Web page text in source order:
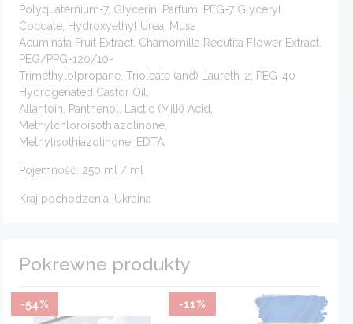
Polyquaternium-7, Glycerin, Parfum, PEG-7 Glyceryl
Cocoate, Hydroxyethyl Urea, Musa
Acuminata Fruit Extract, Chamomilla Recutita Flower Extract,
PEG/PPG-120/10-
Trimethylolpropane, Trioleate (and) Laureth-2; PEG-40
Hydrogenated Castor Oil,
Allantoin, Panthenol, Lactic (Milk) Acid,
Methylchloroisothiazolinone,
Methylisothiazolinone; EDTA.
Pojemność: 250 ml / ml
Kraj pochodzenia: Ukraina
Pokrewne produkty
-54% -11%